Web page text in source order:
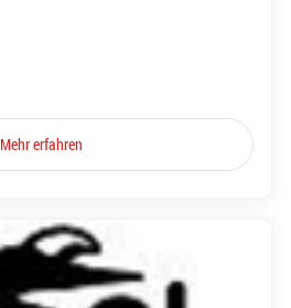
Mehr erfahren